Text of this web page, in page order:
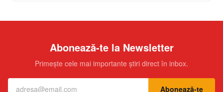
Abonează-te la Newsletter
Primește cele mai importante știri direct în inbox.
Abonează-te